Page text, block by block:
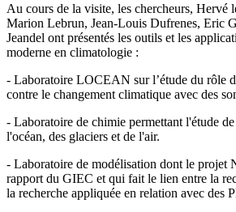
Au cours de la visite, les chercheurs, Hervé
Marion Lebrun, Jean-Louis Dufrenes, Eric
Jeandel ont présentés les outils et les
moderne en climatologie :
- Laboratoire LOCEAN sur l’étude du rôle
contre le changement climatique avec des
- Laboratoire de chimie permettant l'étude
l'océan, des glaciers et de l'air.
- Laboratoire de modélisation dont le projet
rapport du GIEC et qui fait le lien entre la
la recherche appliquée en relation avec des